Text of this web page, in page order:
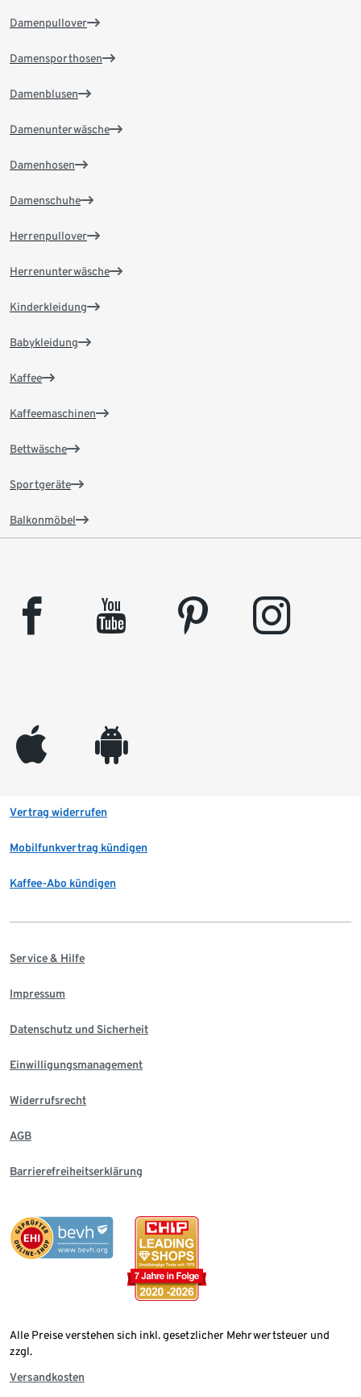
Damenpullover
Damensporthosen
Damenblusen
Damenunterwäsche
Damenhosen
Damenschuhe
Herrenpullover
Herrenunterwäsche
Kinderkleidung
Babykleidung
Kaffee
Kaffeemaschinen
Bettwäsche
Sportgeräte
Balkonmöbel
facebook youtube pinterest instagram
appleinc android
Vertrag widerrufen
Mobilfunkvertrag kündigen
Kaffee-Abo kündigen
Service & Hilfe
Impressum
Datenschutz und Sicherheit
Einwilligungsmanagement
Widerrufsrecht
AGB
Barrierefreiheitserklärung
Alle Preise verstehen sich inkl. gesetzlicher Mehrwertsteuer und
zzgl.
Versandkosten